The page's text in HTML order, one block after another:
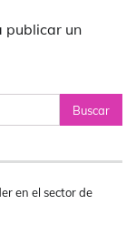
publicar un
en el sector de